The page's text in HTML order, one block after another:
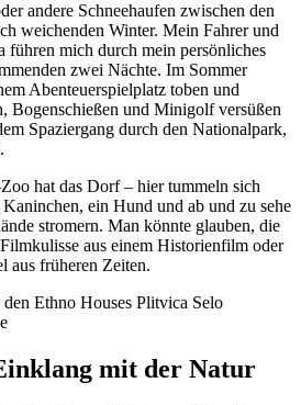
andere Schneehaufen zwischen den
weichenden Winter. Mein Fahrer und
führen mich durch mein persönliches
zwei Nächte. Im Sommer
Abenteuerspielplatz toben und
Bogenschießen und Minigolf versüßen
Spaziergang durch den Nationalpark,
hat das Dorf – hier tummeln sich
ein Hund und ab und zu sehe
stromern. Man könnte glauben, die
aus einem Historienfilm oder
aus früheren Zeiten.
mit der Natur